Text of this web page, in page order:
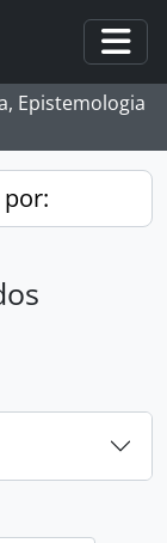
Epistemologia